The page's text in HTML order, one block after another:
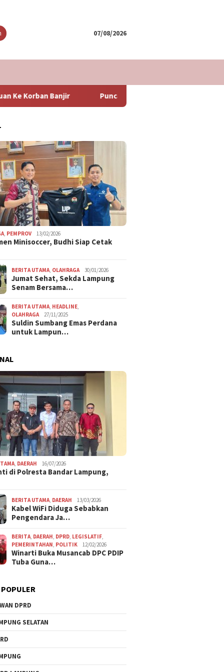
07/08/2026
Banjir Puncak Arus Balik Lebaran 2024 Diperkirakan
PEMPROV 13/02/2026
Minisoccer, Budhi Siap Cetak
BERITA UTAMA OLAHRAGA 30/01/2026
Jumat Sehat, Sekda Lampung
Senam Bersama…
BERITA UTAMA HEADLINE
OLAHRAGA
27/11/2025
Suldin Sumbang Emas Perdana
untuk Lampun…
DAERAH 16/07/2026
di Polresta Bandar Lampung,
BERITA UTAMA DAERAH 13/03/2026
Kabel WiFi Diduga Sebabkan
Pengendara Ja…
BERITA DAERAH DPRD LEGISLATIF
PEMERINTAHAN POLITIK 12/02/2026
Winarti Buka Musancab DPC PDIP
Tuba Guna…
DPRD
SELATAN